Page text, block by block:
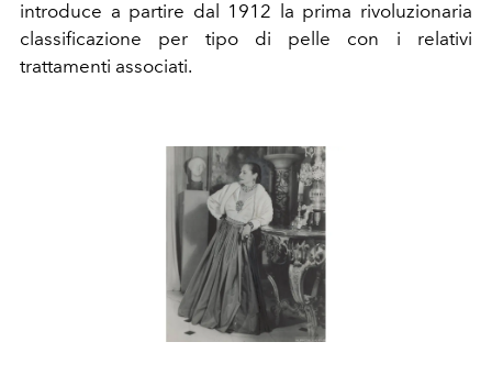
introduce a partire dal 1912 la prima rivoluzionaria
classificazione per tipo di pelle con i relativi
trattamenti associati.